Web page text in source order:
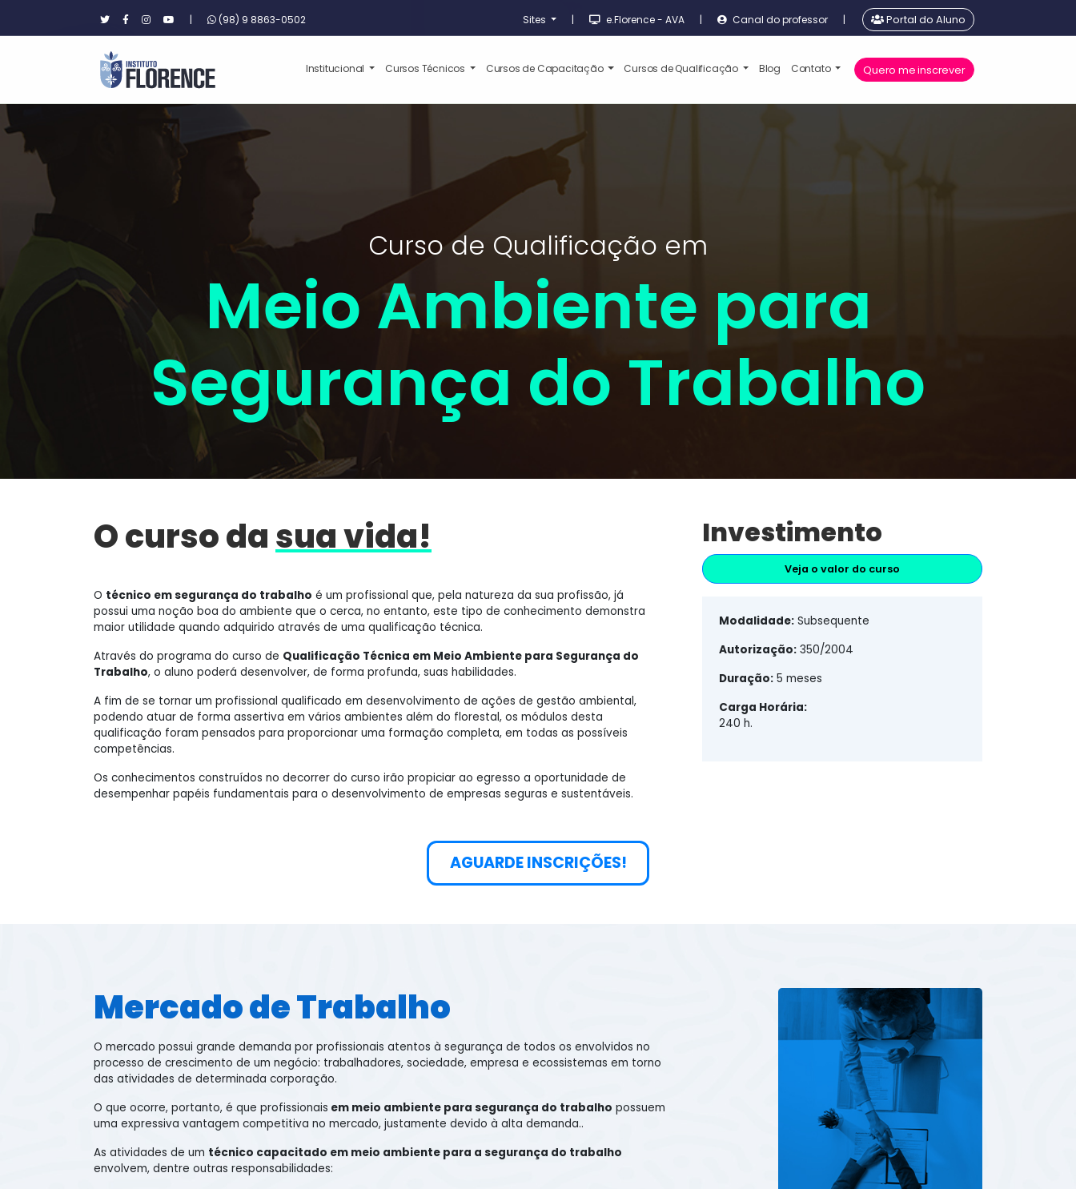
| (98) 9 8863-0502 Sites | e.Florence - AVA | Canal do professor | Portal do Aluno
Institucional Cursos Técnicos Cursos de Capacitação Cursos de Qualificação Blog Contato Quero me inscrever
Curso de Qualificação em
Meio Ambiente para
Segurança do Trabalho
O curso dasua vida!
O técnico em segurança do trabalho é um profissional que, pela natureza da sua profissão, já
possui uma noção boa do ambiente que o cerca, no entanto, este tipo de conhecimento demonstra
maior utilidade quando adquirido através de uma qualificação técnica.
Através do programa do curso de Qualificação Técnica em Meio Ambiente para Segurança do
Trabalho, o aluno poderá desenvolver, de forma profunda, suas habilidades.
A fim de se tornar um profissional qualificado em desenvolvimento de ações de gestão ambiental,
podendo atuar de forma assertiva em vários ambientes além do florestal, os módulos desta
qualificação foram pensados para proporcionar uma formação completa, em todas as possíveis
competências.
Os conhecimentos construídos no decorrer do curso irão propiciar ao egresso a oportunidade de
desempenhar papéis fundamentais para o desenvolvimento de empresas seguras e sustentáveis.
Investimento
Veja o valor do curso
Modalidade:Subsequente
Autorização:350/2004
Duração:5 meses
Carga Horária:
240 h.
AGUARDE INSCRIÇÕES!
Mercado de Trabalho
O mercado possui grande demanda por profissionais atentos à segurança de todos os envolvidos no
processo de crescimento de um negócio: trabalhadores, sociedade, empresa e ecossistemas em torno
das atividades de determinada corporação.
O que ocorre, portanto, é que profissionais em meio ambiente para segurança do trabalho possuem
uma expressiva vantagem competitiva no mercado, justamente devido à alta demanda..
As atividades de um técnico capacitado em meio ambiente para a segurança do trabalho
envolvem, dentre outras responsabilidades: